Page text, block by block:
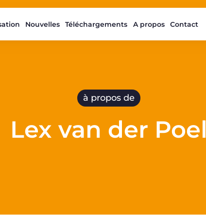
Nouvelles Téléchargements A propos Contact
à propos de
Lex van der Poel